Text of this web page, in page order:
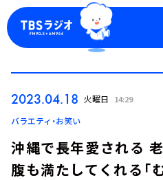
ログイン
2023.04.18 火曜日 14:29
バラエティ・お笑い
沖縄で長年愛される
腹も満たしてくれる「